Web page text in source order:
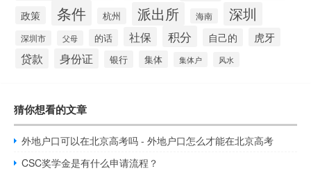
政策 条件 杭州 派出所 海南 深圳
深圳市 父母 的话 社保 积分 自己的 虎牙
贷款 身份证 银行 集体 集体户 风水
猜你想看的文章
外地户口可以在北京高考吗 - 外地户口怎么才能在北京高考
CSC奖学金是有什么申请流程？